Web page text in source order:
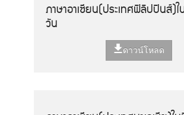
ภาษาอาเซียน(ประเทศฟิลิปปินส์)ใ
วัน
ดาวน์โหลด